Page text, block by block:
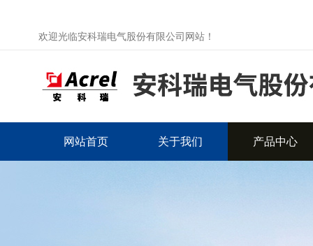
欢迎光临安科瑞电气股份有限公司网站！
网站首页 关于我们 产品中心